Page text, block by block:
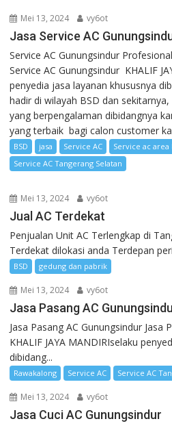
Mei 13, 2024 vy6ot
Jasa Service AC
Service AC Gunungsindur
Service AC Gunungsindur KHALIF
penyedia jasa layanan khususnya
hadir di wilayah BSD dan
yang berpengalaman dibidangnya
yang terbaik bagi calon customer
BSD jasa Service AC
Service ac area
Service AC Tangerang Selatan
Mei 13, 2024 vy6ot
Jual AC Terdekat
Penjualan Unit AC Terlengkap di
Terdekat dilokasi anda Terdepan
BSD gedung dan pabrik
Mei 13, 2024 vy6ot
Jasa Pasang AC
Jasa Pasang AC Gunungsindur Jasa
KHALIF JAYA MANDIRIselaku
dibidang...
Rawakalong Service AC Service AC
Mei 13, 2024 vy6ot
Jasa Cuci AC Gunungsindur